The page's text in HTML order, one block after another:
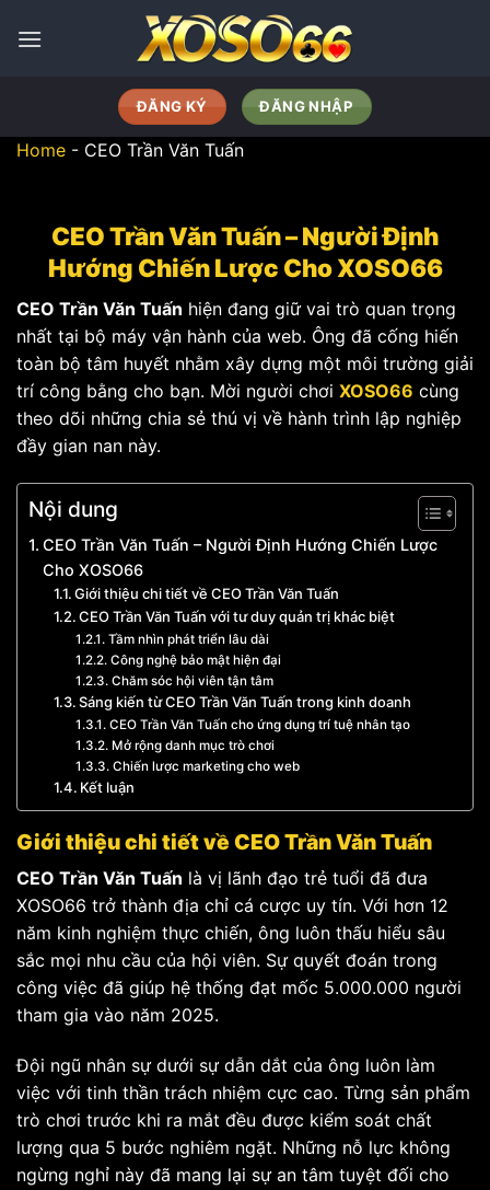
qua
ĐĂNG KÝ ĐĂNG NHẬP
Home - CEO Trần Văn Tuấn
CEO Trần Văn Tuấn – Người Định
Hướng Chiến Lược Cho XOSO66
CEO Trần Văn Tuấn hiện đang giữ vai trò quan trọng
nhất tại bộ máy vận hành của web. Ông đã cống hiến
toàn bộ tâm huyết nhằm xây dựng một môi trường giải
trí công bằng cho bạn. Mời người chơi XOSO66 cùng
theo dõi những chia sẻ thú vị về hành trình lập nghiệp
đầy gian nan này.
Nội dung
CEO Trần Văn Tuấn – Người Định Hướng Chiến Lược
Cho XOSO66
Giới thiệu chi tiết về CEO Trần Văn Tuấn
CEO Trần Văn Tuấn với tư duy quản trị khác biệt
Tầm nhìn phát triển lâu dài
Công nghệ bảo mật hiện đại
Chăm sóc hội viên tận tâm
Sáng kiến từ CEO Trần Văn Tuấn trong kinh doanh
CEO Trần Văn Tuấn cho ứng dụng trí tuệ nhân tạo
Mở rộng danh mục trò chơi
Chiến lược marketing cho web
Kết luận
Giới thiệu chi tiết về CEO Trần Văn Tuấn
CEO Trần Văn Tuấn là vị lãnh đạo trẻ tuổi đã đưa
XOSO66 trở thành địa chỉ cá cược uy tín. Với hơn 12
năm kinh nghiệm thực chiến, ông luôn thấu hiểu sâu
sắc mọi nhu cầu của hội viên. Sự quyết đoán trong
công việc đã giúp hệ thống đạt mốc 5.000.000 người
tham gia vào năm 2025.
Đội ngũ nhân sự dưới sự dẫn dắt của ông luôn làm
việc với tinh thần trách nhiệm cực cao. Từng sản phẩm
trò chơi trước khi ra mắt đều được kiểm soát chất
lượng qua 5 bước nghiêm ngặt. Những nỗ lực không
ngừng nghỉ này đã mang lại sự an tâm tuyệt đối cho